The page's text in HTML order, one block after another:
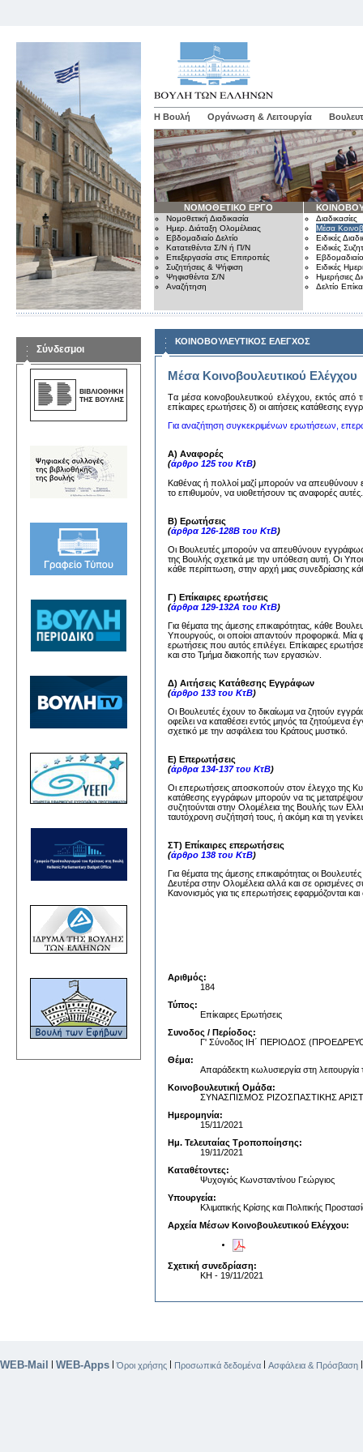
Η Βουλή Οργάνωση & Λειτουργία
ΝΟΜΟΘΕΤΙΚΟ ΕΡΓΟ
Νομοθετική Διαδικασία
Ημερ. Διάταξη Ολομέλειας
Εβδομαδιαίο Δελτίο
Κατατεθέντα Σ/Ν ή Π/Ν
Επεξεργασία στις Επιτροπές
Συζητήσεις & Ψήφιση
Ψηφισθέντα Σ/Ν
Αναζήτηση
Διαδικασίες
Μέσα
Ειδικές
Ειδικές
Εβδομαδιαίο
Ειδικές
Ημερήσιες
Δελτίο
Σύνδεσμοι
ΚΟΙΝΟΒΟΥΛΕΥΤΙΚΟΣ ΕΛΕΓΧΟΣ
Μέσα Κοινοβουλευτικού Ελέγχου
Tα μέσα κoινoβoυλευτικoύ ελέγχoυ, εκτός από
επίκαιρες ερωτήσεις δ) oι αιτήσεις κατάθεσης
Για αναζήτηση συγκεκριμένων ερωτήσεων,
Α) Αναφορές
(άρθρο 125 του ΚτΒ)
Καθένας ή πολλοί μαζί μπορούν να
το επιθυμούν, να υιοθετήσουν τις αναφορές
Β) Ερωτήσεις
(άρθρα 126-128Β του ΚτΒ)
Οι Βουλευτές μπορούν να απευθύνουν
της Βουλής σχετικά με την υπόθεση αυτή. Οι
κάθε περίπτωση, στην αρχή μιας συνεδρίασης
Γ) Επίκαιρες ερωτήσεις
(άρθρα 129-132Α του ΚτΒ)
Για θέματα της άμεσης επικαιρότητας, κάθε
Υπουργούς, οι οποίοι απαντούν προφορικά. Μία
ερωτήσεις που αυτός επιλέγει. Επίκαιρες
και στο Τμήμα διακοπής των εργασιών.
Δ) Αιτήσεις Κατάθεσης Εγγράφων
(άρθρο 133 του ΚτΒ)
Οι Βουλευτές έχουν το δικαίωμα να ζητούν
οφείλει να καταθέσει εντός μηνός τα
σχετικό με την ασφάλεια του Κράτους μυστικό.
Ε) Επερωτήσεις
(άρθρα 134-137 του ΚτΒ)
Οι επερωτήσεις αποσκοπούν στον έλεγχο της
κατάθεσης εγγράφων μπορούν να τις
συζητούνται στην Ολομέλεια της Βουλής των
ταυτόχρονη συζήτησή τους, ή ακόμη και τη
ΣΤ) Επίκαιρες επερωτήσεις
(άρθρο 138 του ΚτΒ)
Για θέματα της άμεσης επικαιρότητας οι
Δευτέρα στην Ολομέλεια αλλά και σε ορισμένες
Κανονισμός για τις επερωτήσεις εφαρμόζονται
Αριθμός:
184
Τύπος:
Επίκαιρες Ερωτήσεις
Συνοδος / Περίοδος:
Γ' Σύνοδος ΙΗ΄ ΠΕΡΙΟΔΟΣ
Θέμα:
Απαράδεκτη κωλυσιεργία στη
Κοινοβουλευτική Ομάδα:
ΣΥΝΑΣΠΙΣΜΟΣ ΡΙΖΟΣΠΑΣΤΙΚΗΣ
Ημερομηνία:
15/11/2021
Ημ. Τελευταίας Τροποποίησης:
19/11/2021
Καταθέτοντες:
Ψυχογιός Κωνσταντίνου Γεώργιος
Υπουργεία:
Κλιματικής Κρίσης και Πολιτικής
Αρχεία Μέσων Κοινοβουλευτικού Ελέγχου:
Σχετική συνεδρίαση:
ΚΗ - 19/11/2021
WEB-Mail WEB-Apps |Όροι χρήσης Προσωπικά δεδομένα Ασφάλεια & Πρόσβαση